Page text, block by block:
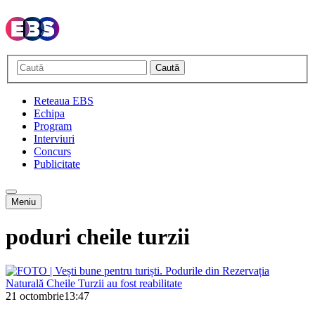
Caută
Reteaua EBS
Echipa
Program
Interviuri
Concurs
Publicitate
Meniu
poduri cheile turzii
21 octombrie13:47